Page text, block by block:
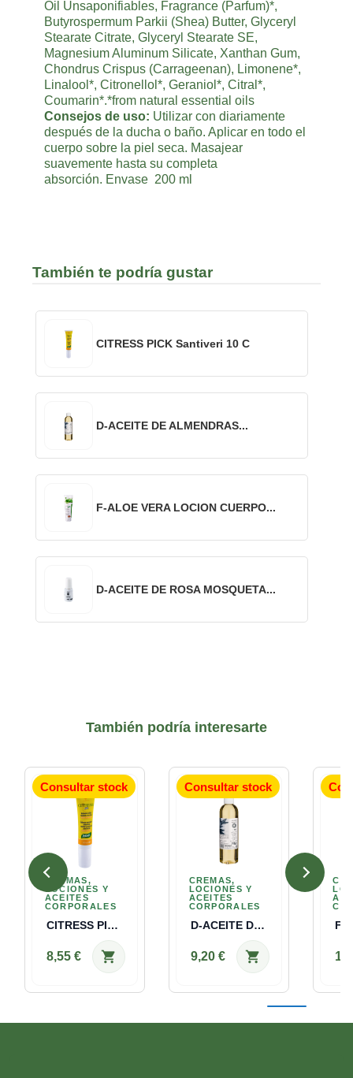
Oil Unsaponifiables, Fragrance (Parfum)*,
Butyrospermum Parkii (Shea) Butter, Glyceryl
Stearate Citrate, Glyceryl Stearate SE,
Magnesium Aluminum Silicate, Xanthan Gum,
Chondrus Crispus (Carrageenan), Limonene*,
Linalool*, Citronellol*, Geraniol*, Citral*,
Coumarin*.*from natural essential oils
Consejos de uso: Utilizar con diariamente
después de la ducha o baño. Aplicar en todo el
cuerpo sobre la piel seca. Masajear
suavemente hasta su completa
absorción. Envase 200 ml
También te podría gustar
CITRESS PICK Santiveri 10 C
D-ACEITE DE ALMENDRAS...
F-ALOE VERA LOCION CUERPO...
D-ACEITE DE ROSA MOSQUETA...
También podría interesarte
CREMAS,
LOCIONES Y
ACEITES
CORPORALES
CITRESS PICK Santiveri 10 C
8,55 € shopping_cart
Consultar stock
CREMAS,
LOCIONES Y
ACEITES
CORPORALES
D-ACEITE DE ALMENDRAS DULCES Santiveri 2
9,20 € shopping_cart
Consultar stock